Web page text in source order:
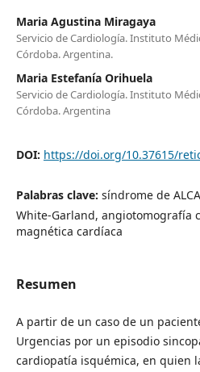
Maria Agustina Miragaya
Servicio de Cardiología. Instituto
Córdoba. Argentina.
Maria Estefanía Orihuela
Servicio de Cardiología. Instituto
Córdoba. Argentina
DOI: https://doi.org/10.37615/
Palabras clave: síndrome de
White-Garland, angiotomografía
magnética cardíaca
Resumen
A partir de un caso de un
Urgencias por un episodio
cardiopatía isquémica, en quien